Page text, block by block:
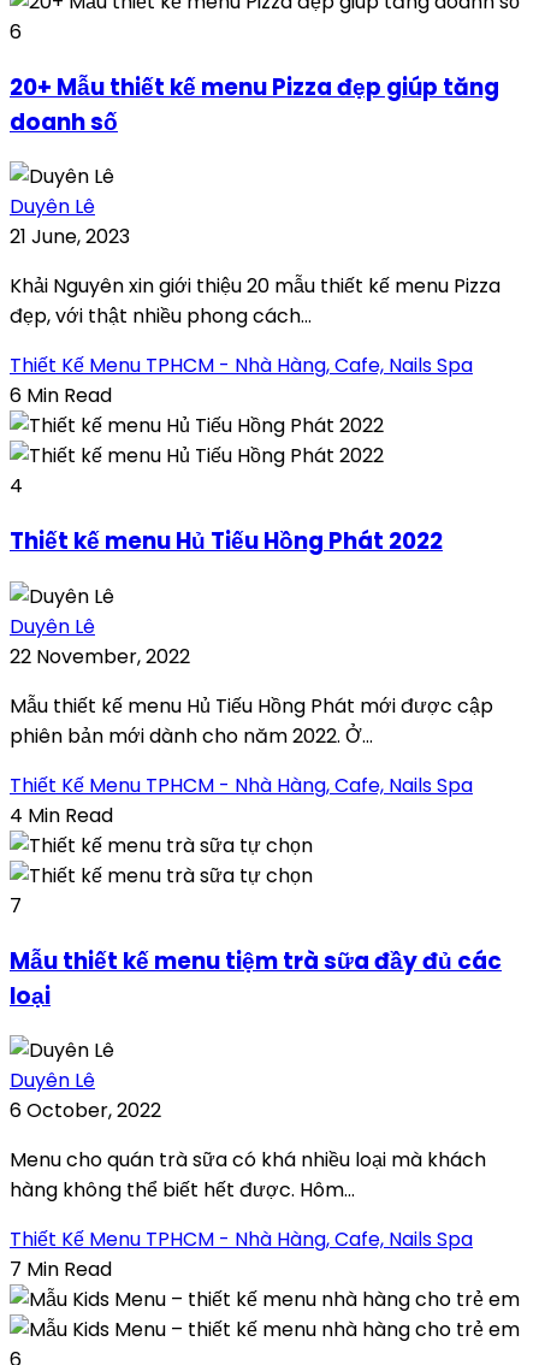
6
20+ Mẫu thiết kế menu Pizza đẹp giúp tăng
doanh số
Duyên Lê
21 June, 2023
Khải Nguyên xin giới thiệu 20 mẫu thiết kế menu Pizza
đẹp, với thật nhiều phong cách...
Thiết Kế Menu TPHCM - Nhà Hàng, Cafe, Nails Spa
6 Min Read
4
Thiết kế menu Hủ Tiếu Hồng Phát 2022
Duyên Lê
22 November, 2022
Mẫu thiết kế menu Hủ Tiếu Hồng Phát mới được cập
phiên bản mới dành cho năm 2022. Ở...
Thiết Kế Menu TPHCM - Nhà Hàng, Cafe, Nails Spa
4 Min Read
7
Mẫu thiết kế menu tiệm trà sữa đầy đủ các
loại
Duyên Lê
6 October, 2022
Menu cho quán trà sữa có khá nhiều loại mà khách
hàng không thể biết hết được. Hôm...
Thiết Kế Menu TPHCM - Nhà Hàng, Cafe, Nails Spa
7 Min Read